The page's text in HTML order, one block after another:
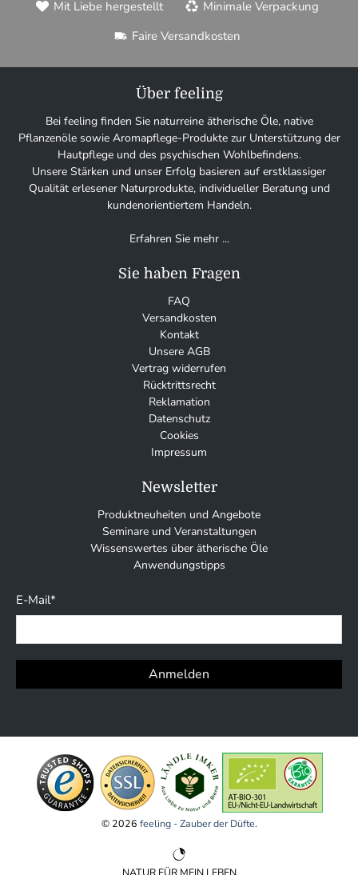
Mit Liebe hergestellt
Minimale Verpackung
Faire Versandkosten
Über feeling
Bei feeling finden Sie naturreine ätherische Öle, native
Pflanzenöle sowie Aromapflege-Produkte zur Unterstützung der
Hautpflege und des psychischen Wohlbefindens.
Unsere Stärken und unser Erfolg basieren auf erstklassiger
Qualität erlesener Naturprodukte, individueller Beratung und
kundenorientiertem Handeln.
Erfahren Sie mehr ...
Sie haben Fragen
FAQ
Versandkosten
Kontakt
Unsere AGB
Vertrag widerrufen
Rücktrittsrecht
Reklamation
Datenschutz
Cookies
Impressum
Newsletter
Produktneuheiten und Angebote
Seminare und Veranstaltungen
Wissenswertes über ätherische Öle
Anwendungstipps
E-Mail*
Anmelden
© 2026 feeling - Zauber der Düfte.
NATUR FÜR MEIN LEBEN